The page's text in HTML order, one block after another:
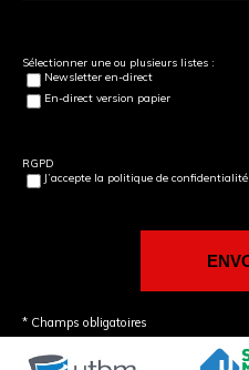
Sélectionner une ou plusieurs listes :
Newsletter en-direct
En-direct version papier
RGPD
J’accepte la politique de confidentialité.
* Champs obligatoires